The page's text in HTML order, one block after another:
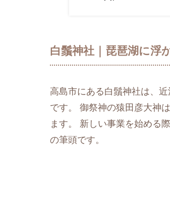
白鬚神社｜琵琶湖に浮
高島市にある白鬚神社は、
です。 御祭神の猿田彦大神
ます。 新しい事業を始める
の筆頭です。